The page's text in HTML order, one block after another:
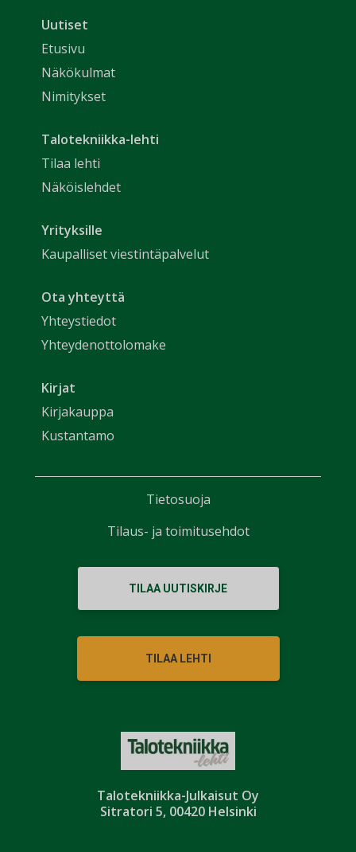
Talotekniikka-Julkaisut Oy
Sitratori 5, 00420 Helsinki
Uutiset
Etusivu
Näkökulmat
Nimitykset
Talotekniikka-lehti
Tilaa lehti
Näköislehdet
Yrityksille
Kaupalliset viestintäpalvelut
Ota yhteyttä
Yhteystiedot
Yhteydenottolomake
Kirjat
Kirjakauppa
Kustantamo
TILAA UUTISKIRJE
TILAA LEHTI
Tietosuoja
Tilaus- ja toimitusehdot